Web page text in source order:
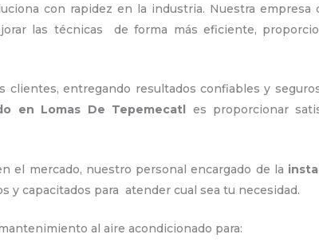
con rapidez en la industria. Nuestra empresa
las técnicas de forma más eficiente,
clientes, entregando resultados confiables y
en Lomas De Tepemecatl
es proporcionar
el mercado, nuestro personal encargado de la
y capacitados para atender cual sea tu necesidad.
al aire acondicionado para: